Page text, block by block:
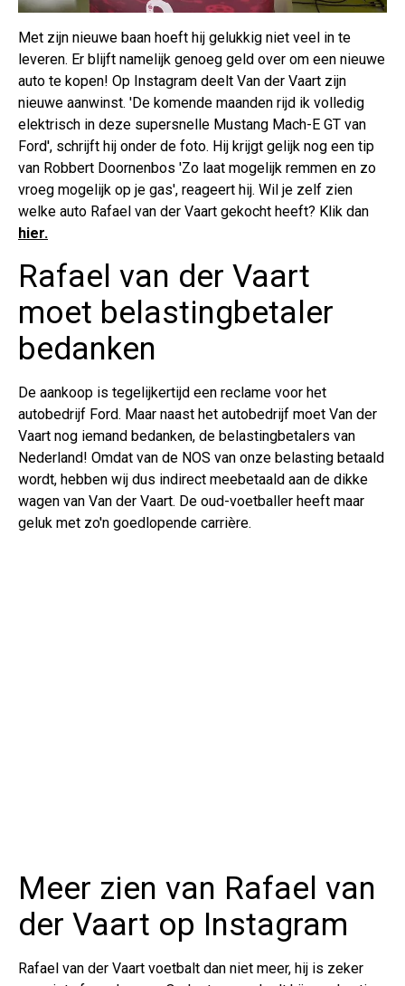
Met zijn nieuwe baan hoeft hij gelukkig niet veel in te
leveren. Er blijft namelijk genoeg geld over om een nieuwe
auto te kopen! Op Instagram deelt Van der Vaart zijn
nieuwe aanwinst. 'De komende maanden rijd ik volledig
elektrisch in deze supersnelle Mustang Mach-E GT van
Ford', schrijft hij onder de foto. Hij krijgt gelijk nog een tip
van Robbert Doornenbos 'Zo laat mogelijk remmen en zo
vroeg mogelijk op je gas', reageert hij. Wil je zelf zien
welke auto Rafael van der Vaart gekocht heeft? Klik dan
hier.
Rafael van der Vaart
moet belastingbetaler
bedanken
De aankoop is tegelijkertijd een reclame voor het
autobedrijf Ford. Maar naast het autobedrijf moet Van der
Vaart nog iemand bedanken, de belastingbetalers van
Nederland! Omdat van de NOS van onze belasting betaald
wordt, hebben wij dus indirect meebetaald aan de dikke
wagen van Van der Vaart. De oud-voetballer heeft maar
geluk met zo'n goedlopende carrière.
Meer zien van Rafael van
der Vaart op Instagram
Rafael van der Vaart voetbalt dan niet meer, hij is zeker